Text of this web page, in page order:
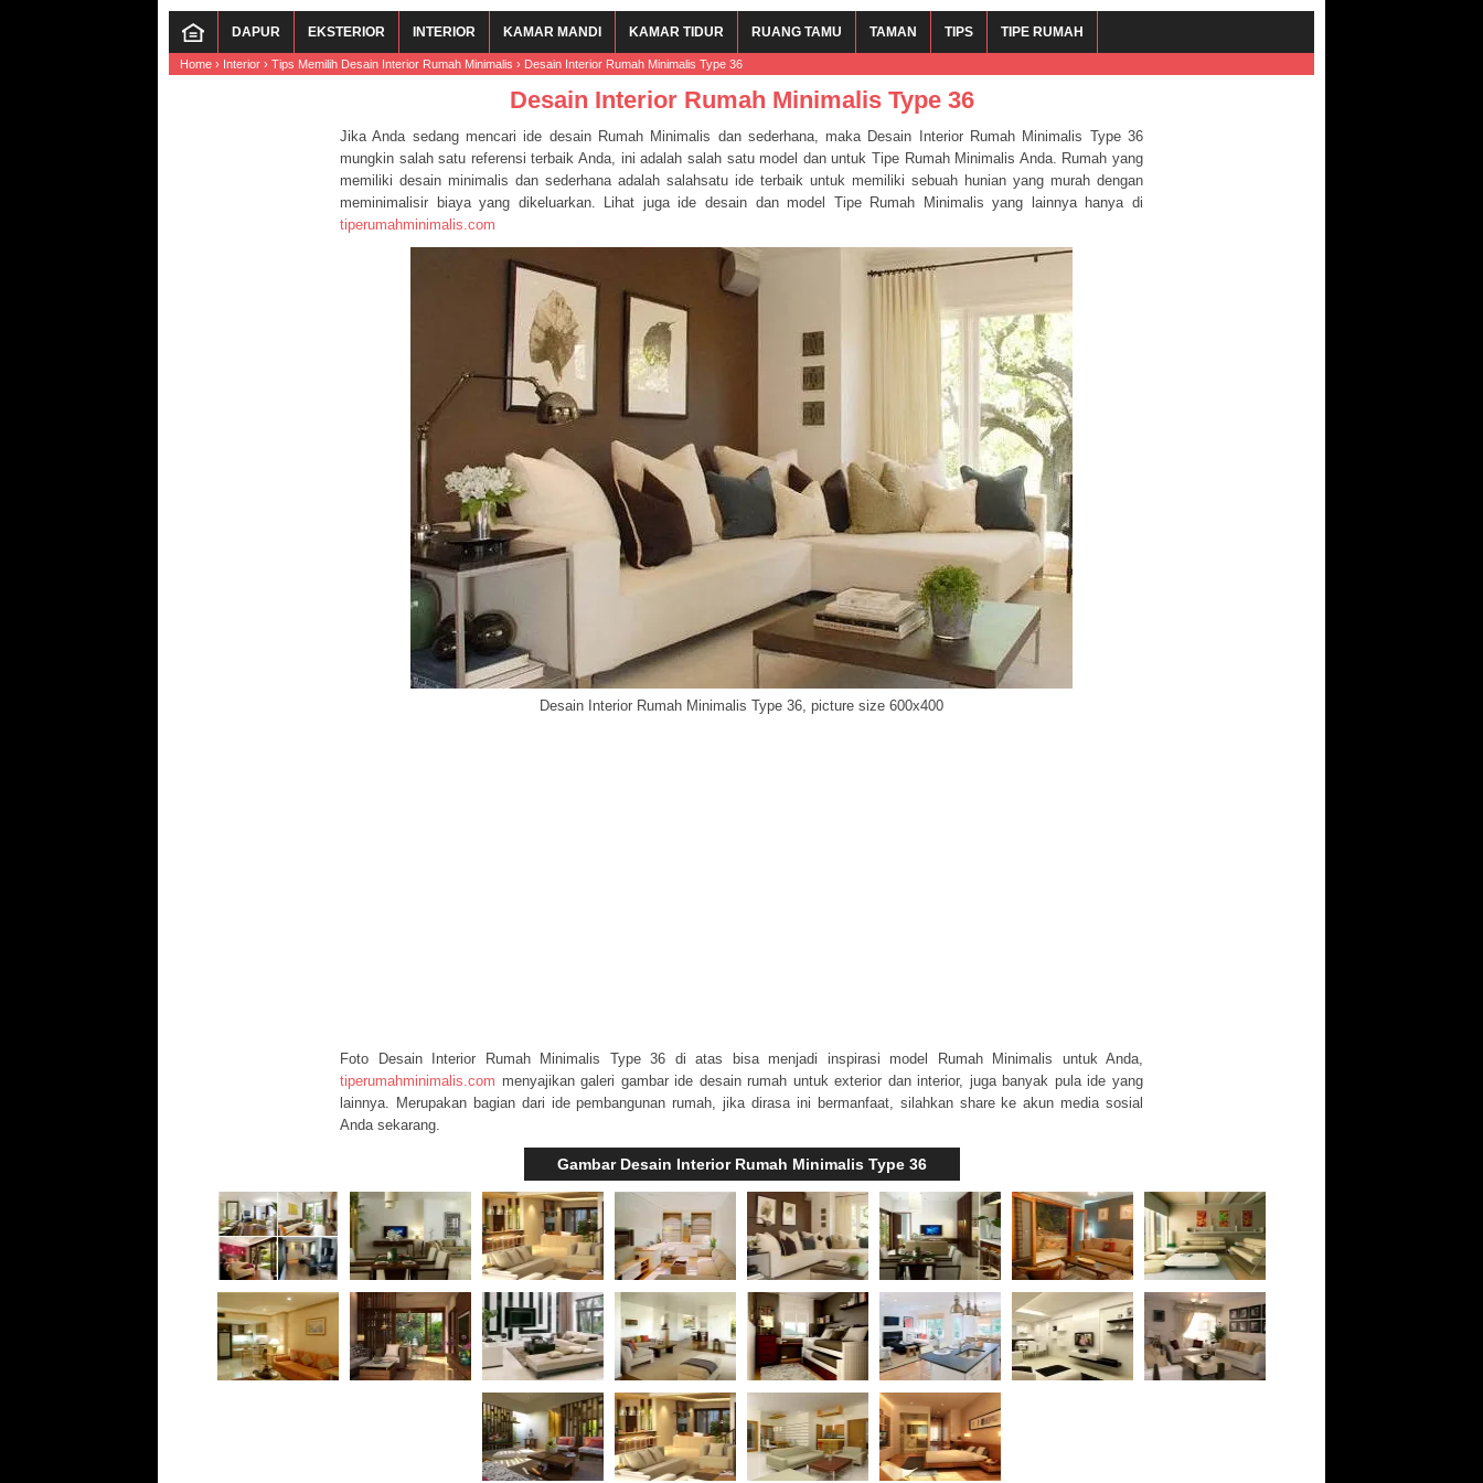
DAPUR EKSTERIOR INTERIOR KAMAR MANDI KAMAR TIDUR RUANG TAMU TAMAN TIPS TIPE RUMAH
Home › Interior › Tips Memilih Desain Interior Rumah Minimalis › Desain Interior Rumah Minimalis Type 36
Desain Interior Rumah Minimalis Type 36
Jika Anda sedang mencari ide desain Rumah Minimalis dan sederhana, maka Desain Interior Rumah Minimalis Type 36
mungkin salah satu referensi terbaik Anda, ini adalah salah satu model dan untuk Tipe Rumah Minimalis Anda. Rumah yang
memiliki desain minimalis dan sederhana adalah salahsatu ide terbaik untuk memiliki sebuah hunian yang murah dengan
meminimalisir biaya yang dikeluarkan. Lihat juga ide desain dan model Tipe Rumah Minimalis yang lainnya hanya di
tiperumahminimalis.com
Desain Interior Rumah Minimalis Type 36, picture size 600x400
Foto Desain Interior Rumah Minimalis Type 36 di atas bisa menjadi inspirasi model Rumah Minimalis untuk Anda,
tiperumahminimalis.com menyajikan galeri gambar ide desain rumah untuk exterior dan interior, juga banyak pula ide yang
lainnya. Merupakan bagian dari ide pembangunan rumah, jika dirasa ini bermanfaat, silahkan share ke akun media sosial
Anda sekarang.
Gambar Desain Interior Rumah Minimalis Type 36